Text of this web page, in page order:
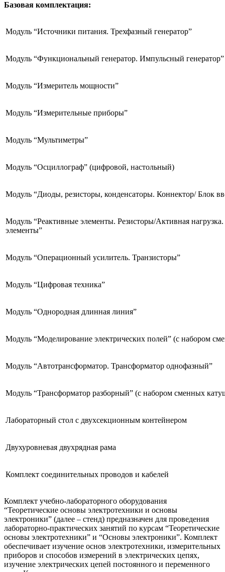
Базовая комплектация:
Модуль “Источники питания. Трехфазный генератор”
Модуль “Функциональный генератор. Импульсный генератор”
Модуль “Измеритель мощности”
Модуль “Измерительные приборы”
Модуль “Мультиметры”
Модуль “Осциллограф” (цифровой, настольный)
Модуль “Диоды, резисторы, конденсаторы. Коннектор/ Блок
Модуль “Реактивные элементы. Резисторы/Активная
элементы”
Модуль “Операционный усилитель. Транзисторы”
Модуль “Цифровая техника”
Модуль “Однородная длинная линия”
Модуль “Моделирование электрических полей” (с набором
Модуль “Автотрансформатор. Трансформатор однофазный”
Модуль “Трансформатор разборный” (с набором сменных
Лабораторный стол с двухсекционным контейнером
Двухуровневая двухрядная рама
Комплект соединительных проводов и кабелей
Комплект учебно-лабораторного оборудования
“Теоретические основы электротехники и основы
электроники” (далее – стенд) предназначен для проведения
лабораторно-практических занятий по курсам “Теоретические
основы электротехники” и “Основы электроники”. Комплект
обеспечивает изучение основ электротехники, измерительных
приборов и способов измерений в электрических цепях,
изучение электрических цепей постоянного и переменного